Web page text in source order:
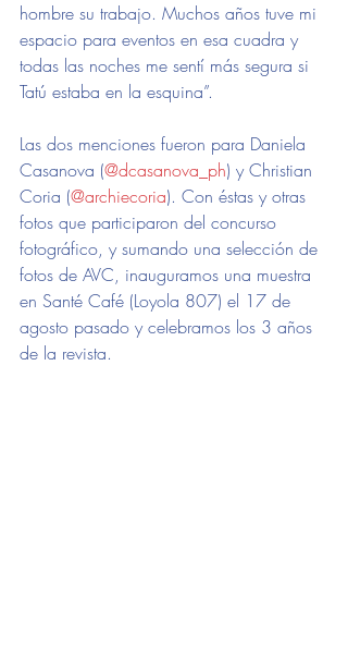
hombre su trabajo. Muchos años tuve mi
espacio para eventos en esa cuadra y
todas las noches me sentí más segura si
Tatú estaba en la esquina”.
Las dos menciones fueron para Daniela
Casanova (@dcasanova_ph) y Christian
Coria (@archiecoria). Con éstas y otras
fotos que participaron del concurso
fotográfico, y sumando una selección de
fotos de AVC, inauguramos una muestra
en Santé Café (Loyola 807) el 17 de
agosto pasado y celebramos los 3 años
de la revista.